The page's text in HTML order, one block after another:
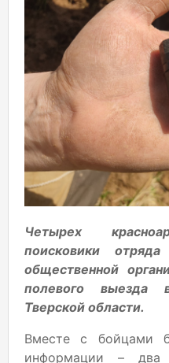
Четырех
поисковики
общественной
полевого выезда
Тверской области.
Вместе с бойцами
информации – два